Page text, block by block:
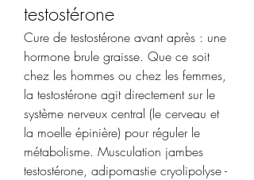
testostérone
Cure de testostérone avant après : une
hormone brule graisse. Que ce soit
chez les hommes ou chez les femmes,
la testostérone agit directement sur le
système nerveux central (le cerveau et
la moelle épinière) pour réguler le
métabolisme. Musculation jambes
testostérone, adipomastie cryolipolyse -